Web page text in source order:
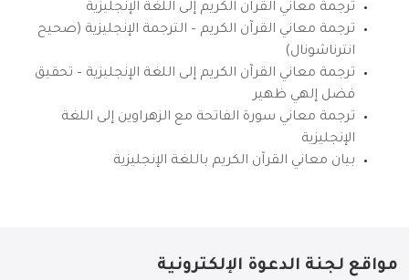
ترجمة معاني القرآن الكريم إلى اللغة الإنجليزية
ترجمة معاني القرآن الكريم – الترجمة الإنجليزية (صحيح
انترناشونال)
ترجمة معاني القرآن الكريم إلى اللغة الإنجليزية – تحقيق
فضل إلهي ظهير
ترجمة معاني سورة الفاتحة مع الزهراوين إلى اللغة
الإنجليزية
بيان معاني القرآن الكريم باللغة الإنجليزية
مواقع لجنة الدعوة الإلكترونية